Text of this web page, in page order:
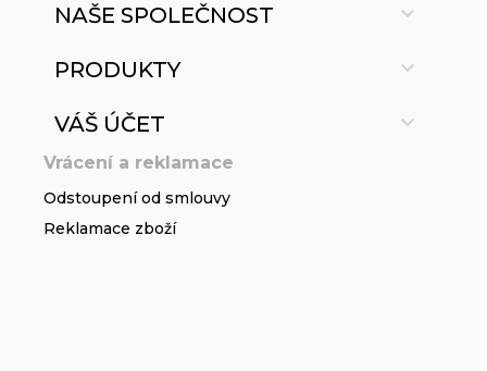
NAŠE SPOLEČNOST 
PRODUKTY 
VÁŠ ÚČET 
Vrácení a reklamace
Odstoupení od smlouvy
Reklamace zboží